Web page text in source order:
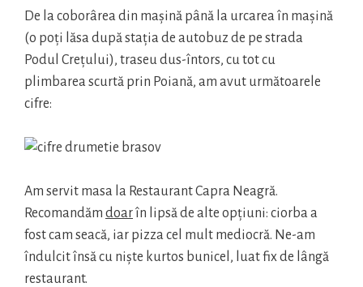
De la coborârea din mașină până la urcarea în mașină
(o poți lăsa după stația de autobuz de pe strada
Podul Crețului), traseu dus-întors, cu tot cu
plimbarea scurtă prin Poiană, am avut următoarele
cifre:
Am servit masa la Restaurant Capra Neagră.
Recomandăm doarîn lipsă de alte opțiuni: ciorba a
fost cam seacă, iar pizza cel mult mediocră. Ne-am
îndulcit însă cu niște kurtos bunicel, luat fix de lângă
restaurant.